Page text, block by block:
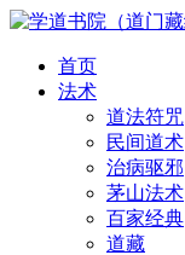
首页
法术
道法符咒
民间道术
治病驱邪
茅山法术
百家经典
道藏